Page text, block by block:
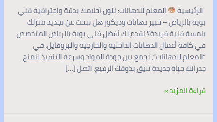
الرئيسية
المعلم للدهانات: نلون أحلامك بدقة واحترافية فني
بوية بالرياض – خبير دهانات وديكور هل تبحث عن تجديد منزلك
بلمسة فنية فريدة؟ نقدم لك أفضل فني بوية بالرياض المتخصص
في كافة أعمال الدهانات الداخلية والخارجية والبروفايل. في
“المعلم للدهانات”، نجمع بين جودة المواد وسرعة التنفيذ لنمنح
جدرانك حياة جديدة تليق بذوقك الرفيع. اتصل […]
قراءة المزيد »